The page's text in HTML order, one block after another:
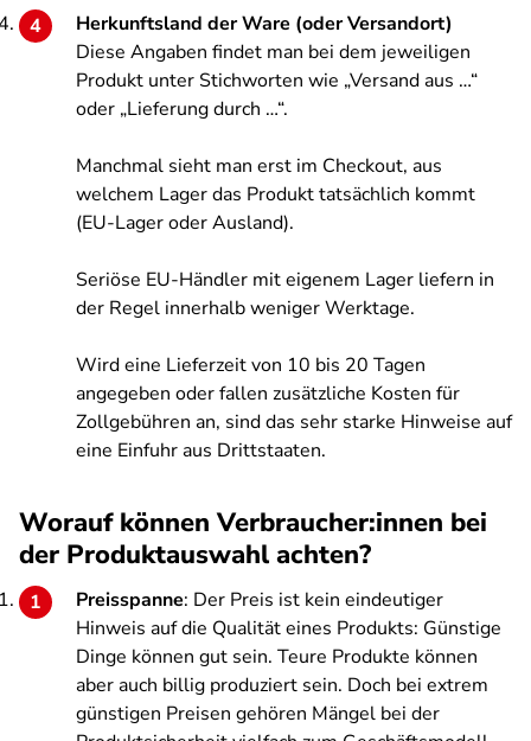
Herkunftsland der Ware (oder Versandort)
Diese Angaben findet man bei dem jeweiligen
Produkt unter Stichworten wie „Versand aus …“
oder „Lieferung durch …“.
Manchmal sieht man erst im Checkout, aus
welchem Lager das Produkt tatsächlich kommt
(EU-Lager oder Ausland).
Seriöse EU-Händler mit eigenem Lager liefern in
der Regel innerhalb weniger Werktage.
Wird eine Lieferzeit von 10 bis 20 Tagen
angegeben oder fallen zusätzliche Kosten für
Zollgebühren an, sind das sehr starke Hinweise auf
eine Einfuhr aus Drittstaaten.
Worauf können Verbraucher:innen bei
der Produktauswahl achten?
Preisspanne: Der Preis ist kein eindeutiger
Hinweis auf die Qualität eines Produkts: Günstige
Dinge können gut sein. Teure Produkte können
aber auch billig produziert sein. Doch bei extrem
günstigen Preisen gehören Mängel bei der